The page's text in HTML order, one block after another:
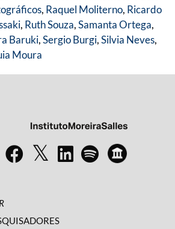
, Raquel Moliterno, Ricardo
, Ruth Souza,Samanta Ortega,
Baruki,Sergio Burgi,Silvia Neves,
Moura